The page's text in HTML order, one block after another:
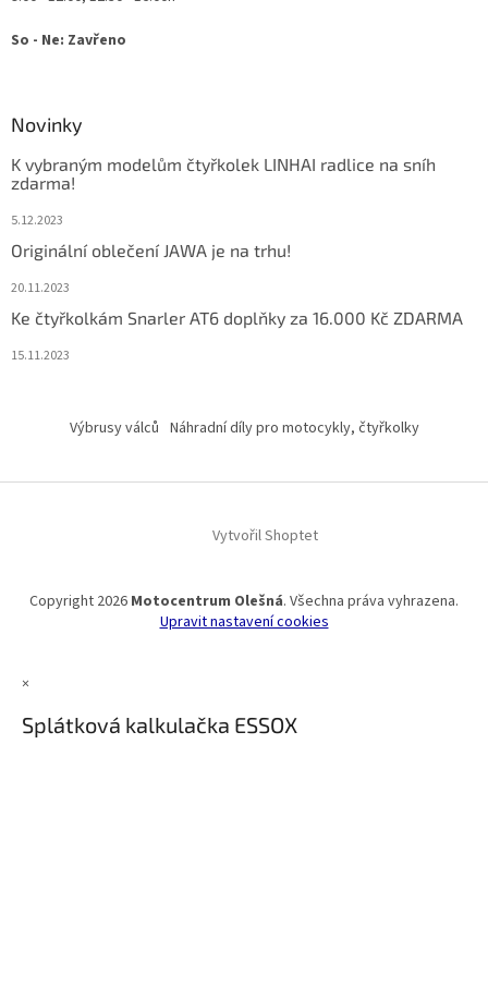
So - Ne: Zavřeno
Novinky
K vybraným modelům čtyřkolek LINHAI radlice na sníh
zdarma!
5.12.2023
Originální oblečení JAWA je na trhu!
20.11.2023
Ke čtyřkolkám Snarler AT6 doplňky za 16.000 Kč ZDARMA
15.11.2023
Výbrusy válců Náhradní díly pro motocykly, čtyřkolky
Vytvořil Shoptet
Copyright 2026 Motocentrum Olešná. Všechna práva vyhrazena.
Upravit nastavení cookies
×
Splátková kalkulačka ESSOX